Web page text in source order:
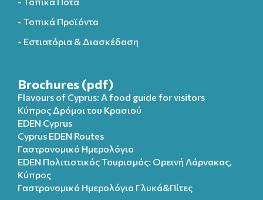
- Τοπικά Προϊόντα
- Εστιατόρια & Διασκέδαση
Brochures (pdf)
Flavours of Cyprus: A food guide for visitors
Κύπρος Δρόμοι του Κρασιού
EDEN Cyprus
Cyprus EDEN Routes
Γαστρονομικό Ημερολόγιο
EDEN Πολιτιστικός Τουρισμός: Ορεινή Λάρνακας,
Κύπρος
Γαστρονομικό Ημερολόγιo Γλυκά&Πίτες